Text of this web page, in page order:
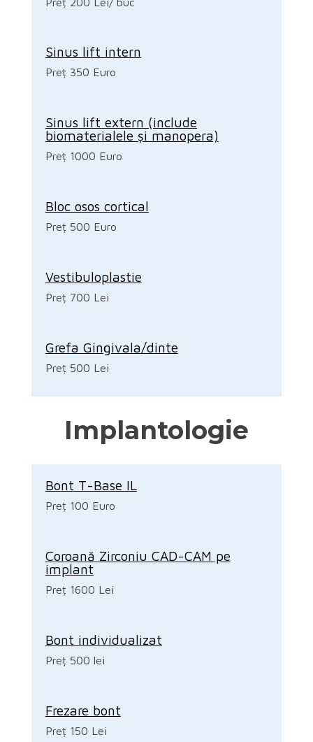
Sinus lift intern
Preț 350 Euro
Sinus lift extern (include
biomaterialele și manopera)
Preț 1000 Euro
Bloc osos cortical
Preț 500 Euro
Vestibuloplastie
Preț 700 Lei
Grefa Gingivala/dinte
Preț 500 Lei
Implantologie
Bont T-Base IL
Preț 100 Euro
Coroană Zirconiu CAD-CAM pe
implant
Preț 1600 Lei
Bont individualizat
Preț 500 lei
Frezare bont
Preț 150 Lei